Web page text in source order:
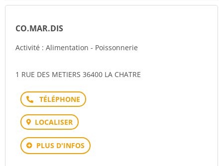
CO.MAR.DIS
Activité : Alimentation - Poissonnerie
1 RUE DES METIERS 36400 LA CHATRE
Téléphone
LOCALISER
PLUS D'INFOS